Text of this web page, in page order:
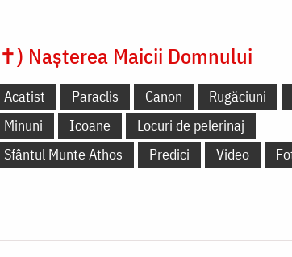
Nașterea Maicii Domnului
Acatist Paraclis Canon Rugăciuni
Minuni
Icoane
Locuri de pelerinaj
Sfântul Munte Athos
Predici Video